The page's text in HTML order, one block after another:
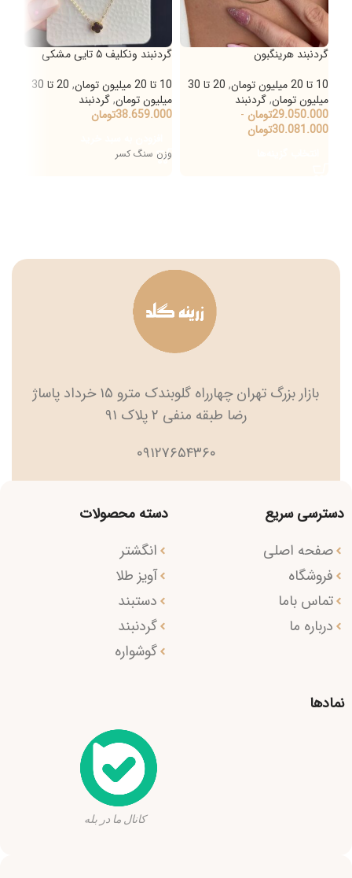
گردنبند هرینگبون
10 تا 20 میلیون تومان
,
20 تا 30
میلیون تومان,گردنبند
29.050.000تومان -
30.081.000تومان
گردنبند ونکلیف ۵ تایی مشکی
10 تا 20 میلیون تومان
,
20 تا 30
میلیون تومان,گردنبند
38.659.000تومان
وزن سنگ کسر
بازار بزرگ تهران چهارراه گلوبندک مترو ۱۵ خرداد پاساژ
رضا طبقه منفی ۲ پلاک ۹۱
۰۹۱۲۷۶۵۴۳۶۰
دسترسی سریع
صفحه اصلی
فروشگاه
تماس باما
درباره ما
دسته محصولات
انگشتر
آویز طلا
دستبند
گردنبند
گوشواره
نمادها
کانال ما در بله